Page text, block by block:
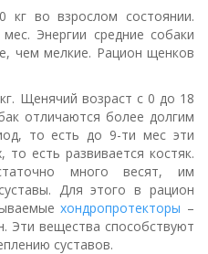
кг во взрослом состоянии.
Энергии средние собаки
чем мелкие. Рацион щенков
Щенячий возраст с 0 до 18
отличаются более долгим
то есть до 9-ти мес эти
то есть развивается костяк.
много весят, им
Для этого в рацион
хондропротекторы –
Эти вещества способствуют
суставов.